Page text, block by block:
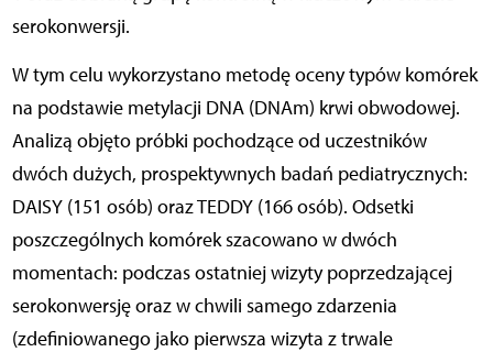
serokonwersji.
W tym celu wykorzystano metodę oceny typów komórek
na podstawie metylacji DNA (DNAm) krwi obwodowej.
Analizą objęto próbki pochodzące od uczestników
dwóch dużych, prospektywnych badań pediatrycznych:
DAISY (151 osób) oraz TEDDY (166 osób). Odsetki
poszczególnych komórek szacowano w dwóch
momentach: podczas ostatniej wizyty poprzedzającej
serokonwersję oraz w chwili samego zdarzenia
(zdefiniowanego jako pierwsza wizyta z trwale